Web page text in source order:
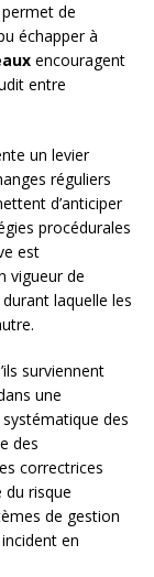
de
échapper à
encouragent
entre
un levier
réguliers
d’anticiper
procédurales
est
vigueur de
laquelle les
surviennent
une
systématique des
des
correctrices
du risque
de gestion
en